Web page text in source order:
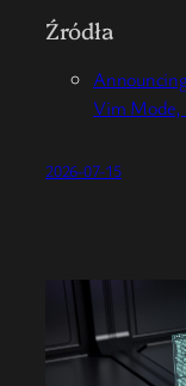
Źródła
Vim Mode,
2026-07-15